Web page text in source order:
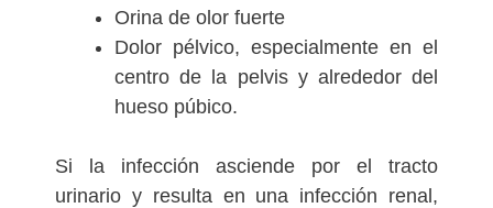
Orina de olor fuerte
Dolor pélvico, especialmente en el
centro de la pelvis y alrededor del
hueso púbico.
Si la infección asciende por el tracto
urinario y resulta en una infección renal,